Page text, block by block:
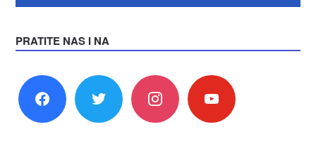
PRATITE NAS I NA
facebook twitter instagram youtube